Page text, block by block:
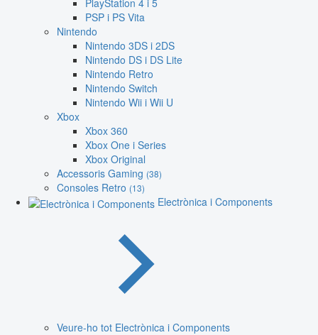
PlayStation 4 i 5
PSP i PS Vita
Nintendo
Nintendo 3DS i 2DS
Nintendo DS i DS Lite
Nintendo Retro
Nintendo Switch
Nintendo Wii i Wii U
Xbox
Xbox 360
Xbox One i Series
Xbox Original
Accessoris Gaming (38)
Consoles Retro (13)
Electrònica i Components
Veure-ho tot Electrònica i Components